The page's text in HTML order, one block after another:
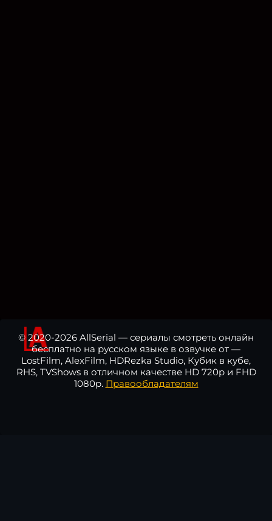
© 2020-2026 AllSerial — сериалы смотреть онлайн
бесплатно на русском языке в озвучке от —
LostFilm, AlexFilm, HDRezka Studio, Кубик в кубе,
RHS, TVShows в отличном качестве HD 720p и FHD
1080p. Правообладателям